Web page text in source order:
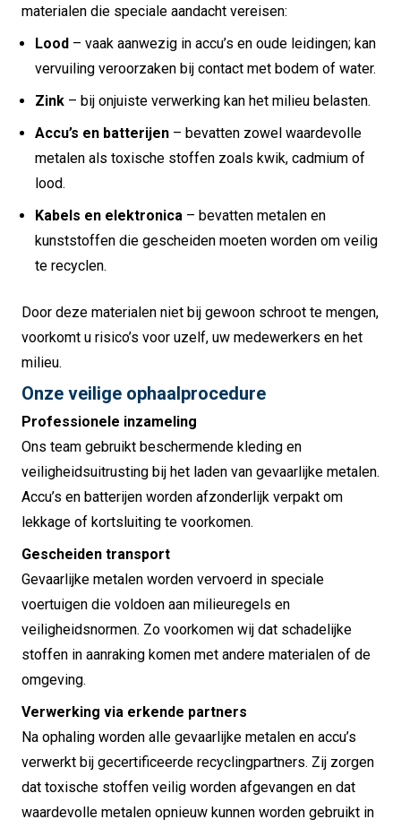
materialen die speciale aandacht vereisen:
Lood – vaak aanwezig in accu’s en oude leidingen; kan
vervuiling veroorzaken bij contact met bodem of water.
Zink – bij onjuiste verwerking kan het milieu belasten.
Accu’s en batterijen – bevatten zowel waardevolle
metalen als toxische stoffen zoals kwik, cadmium of
lood.
Kabels en elektronica – bevatten metalen en
kunststoffen die gescheiden moeten worden om veilig
te recyclen.
Door deze materialen niet bij gewoon schroot te mengen,
voorkomt u risico’s voor uzelf, uw medewerkers en het
milieu.
Onze veilige ophaalprocedure
Professionele inzameling
Ons team gebruikt beschermende kleding en
veiligheidsuitrusting bij het laden van gevaarlijke metalen.
Accu’s en batterijen worden afzonderlijk verpakt om
lekkage of kortsluiting te voorkomen.
Gescheiden transport
Gevaarlijke metalen worden vervoerd in speciale
voertuigen die voldoen aan milieuregels en
veiligheidsnormen. Zo voorkomen wij dat schadelijke
stoffen in aanraking komen met andere materialen of de
omgeving.
Verwerking via erkende partners
Na ophaling worden alle gevaarlijke metalen en accu’s
verwerkt bij gecertificeerde recyclingpartners. Zij zorgen
dat toxische stoffen veilig worden afgevangen en dat
waardevolle metalen opnieuw kunnen worden gebruikt in